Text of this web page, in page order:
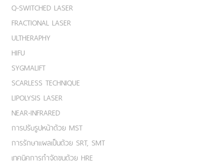
Q-SWITCHED LASER
FRACTIONAL LASER
ULTHERAPHY
HIFU
SYGMALIFT
SCARLESS TECHNIQUE
LIPOLYSIS LASER
NEAR-INFRARED
การปรับรูปหน้าด้วย MST
การรักษาแผลเป็นด้วย SRT, SMT
เทคนิคการกำจัดขนด้วย HRE